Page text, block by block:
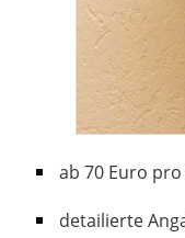
ab 70 Euro
detailierte